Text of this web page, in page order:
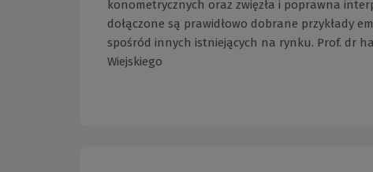
konometrycznych oraz zwięzła i poprawna
dołączone są prawidłowo dobrane przykłady
spośród innych istniejących na rynku. Prof. dr
Wiejskiego